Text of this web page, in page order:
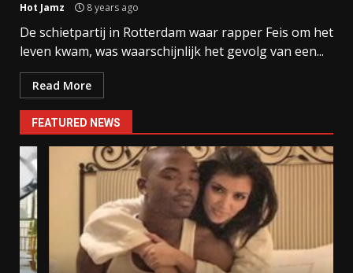
Hot Jamz 8 years ago
De schietpartij in Rotterdam waar rapper Feis om het
leven kwam, was waarschijnlijk het gevolg van een...
Read More
FEATURED NEWS